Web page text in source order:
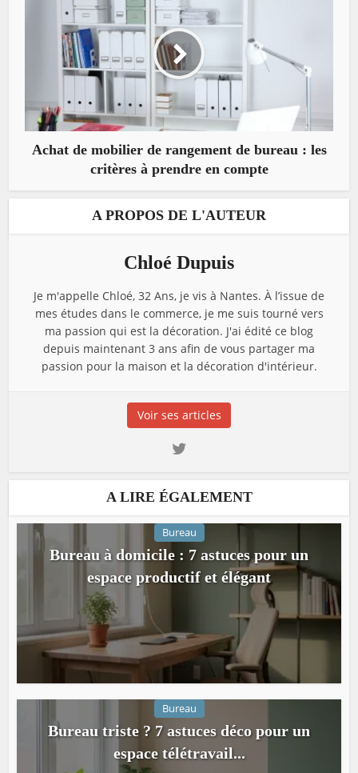
Achat de mobilier de rangement de bureau : les
critères à prendre en compte
A PROPOS DE L'AUTEUR
Chloé Dupuis
Je m'appelle Chloé, 32 Ans, je vis à Nantes. À l’issue de
mes études dans le commerce, je me suis tourné vers
ma passion qui est la décoration. J'ai édité ce blog
depuis maintenant 3 ans afin de vous partager ma
passion pour la maison et la décoration d'intérieur.
Voir ses articles
A LIRE ÉGALEMENT
Bureau
Bureau à domicile : 7 astuces pour un
espace productif et élégant
Bureau
Bureau triste ? 7 astuces déco pour un
espace télétravail...